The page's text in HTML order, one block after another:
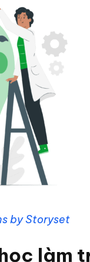
by Storyset
làm